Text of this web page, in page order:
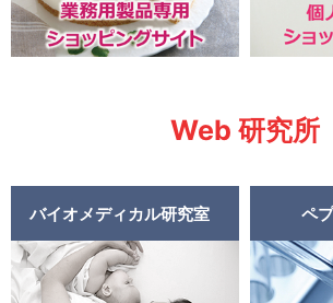
Web 研究所
バイオメディカル研究室 ペ